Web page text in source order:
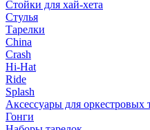
Стойки для хай-хета
Стулья
Тарелки
China
Crash
Hi-Hat
Ride
Splash
Аксессуары для оркестровых
Гонги